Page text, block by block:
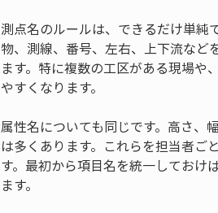
測点名のルールは、できるだけ単純
物、測線、番号、左右、上下流など
ます。特に複数の工区がある現場
やすくなります。
属性名についても同じです。高さ、
は多くあります。これらを担当者ご
す。最初から項目名を統一しておけ
ます。